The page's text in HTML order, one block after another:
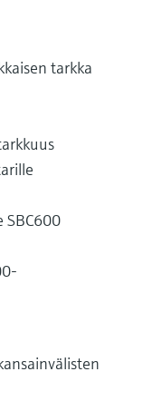
tarkka